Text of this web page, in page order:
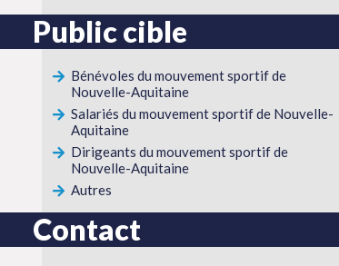
Public cible
Bénévoles du mouvement sportif de
Nouvelle-Aquitaine
Salariés du mouvement sportif de Nouvelle-
Aquitaine
Dirigeants du mouvement sportif de
Nouvelle-Aquitaine
Autres
Contact